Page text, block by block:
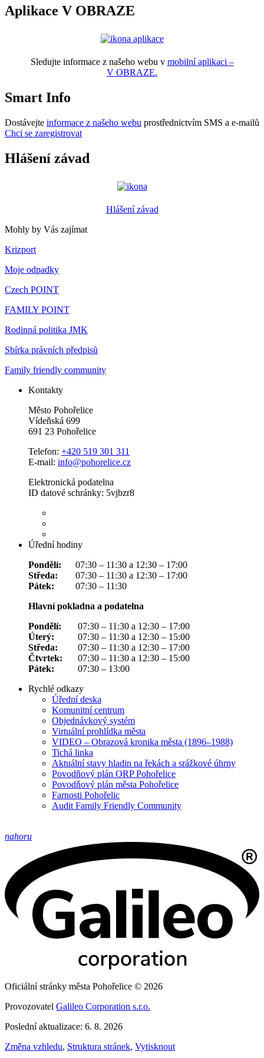
Aplikace V OBRAZE
Sledujte informace z našeho webu v mobilní aplikaci –
V OBRAZE.
Smart Info
Dostávejte informace z našeho webu prostřednictvím SMS a e-mailů
Chci se zaregistrovat
Hlášení závad
Hlášení závad
Mohly by Vás zajímat
Krizport
Moje odpadky
Czech POINT
FAMILY POINT
Rodinná politika JMK
Sbírka právních předpisů
Family friendly community
Kontakty
Město Pohořelice
Vídeňská 699
691 23 Pohořelice
Telefon: +420 519 301 311
E-mail: info@pohorelice.cz
Elektronická podatelna
ID datové schránky: 5vjbzr8
Úřední hodiny
Pondělí:
07:30 – 11:30 a 12:30 – 17:00
Středa:
07:30 – 11:30 a 12:30 – 17:00
Pátek:
07:30 – 11:30
Hlavní pokladna a podatelna
Pondělí:
07:30 – 11:30 a 12:30 – 17:00
Úterý:
07:30 – 11:30 a 12:30 – 15:00
Středa:
07:30 – 11:30 a 12:30 – 17:00
Čtvrtek:
07:30 – 11:30 a 12:30 – 15:00
Pátek:
07:30 – 13:00
Rychlé odkazy
Úřední deska
Komunitní centrum
Objednávkový systém
Virtuální prohlídka města
VIDEO – Obrazová kronika města (1896–1988)
Tichá linka
Aktuální stavy hladin na řekách a srážkové úhrny
Povodňový plán ORP Pohořelice
Povodňový plán města Pohořelice
Farnosti Pohořelic
Audit Family Friendly Community
nahoru
Oficiální stránky města Pohořelice © 2026
Provozovatel Galileo Corporation s.r.o.
Poslední aktualizace: 6. 8. 2026
Změna vzhledu, Struktura stránek, Vytisknout